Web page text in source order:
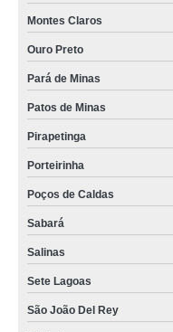
Montes Claros
Ouro Preto
Pará de Minas
Patos de Minas
Pirapetinga
Porteirinha
Poços de Caldas
Sabará
Salinas
Sete Lagoas
São João Del Rey